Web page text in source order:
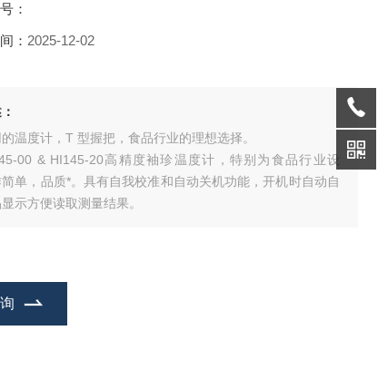
：
： 2025-12-02
温度计，T 型握把，食品行业的理想选择。
& HI145-20高精度袖珍温度计，特别为食品行业设
单，品质*。具有自我校准和自动关机功能，开机时自动自
示方便读取测量结果。